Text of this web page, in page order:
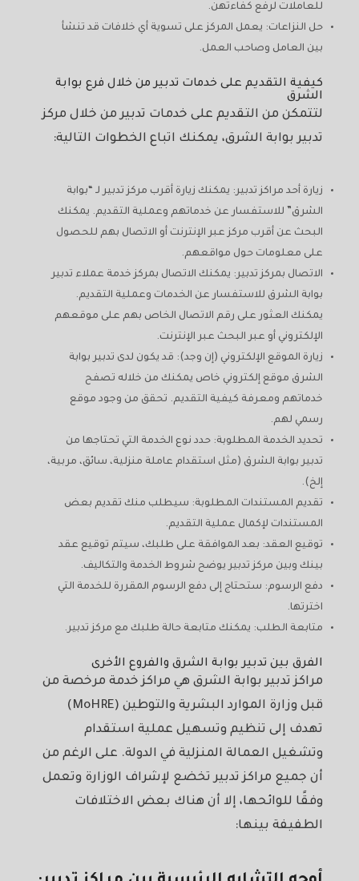
للعاملات لرفع كفاءتهن.
حل النزاعات: يعمل المركز على تسوية أي خلافات قد تنشأ
بين العامل وصاحب العمل.
كيفية التقديم على خدمات تدبير من خلال فرع بوابة
الشرق
لتتمكن من التقديم على خدمات تدبير من خلال مركز
تدبير بوابة الشرق، يمكنك اتباع الخطوات التالية:
زيارة أحد مراكز تدبير: يمكنك زيارة أقرب مركز تدبير لـ “بوابة
الشرق” للاستفسار عن خدماتهم وعملية التقديم. يمكنك
البحث عن أقرب مركز عبر الإنترنت أو الاتصال بهم للحصول
على معلومات حول مواقعهم.
الاتصال بمركز تدبير: يمكنك الاتصال بمركز خدمة عملاء تدبير
بوابة الشرق للاستفسار عن الخدمات وعملية التقديم.
يمكنك العثور على رقم الاتصال الخاص بهم على موقعهم
الإلكتروني أو عبر البحث عبر الإنترنت.
زيارة الموقع الإلكتروني (إن وجد): قد يكون لدى تدبير بوابة
الشرق موقع إلكتروني خاص يمكنك من خلاله تصفح
خدماتهم ومعرفة كيفية التقديم. تحقق من وجود موقع
رسمي لهم.
تحديد الخدمة المطلوبة: حدد نوع الخدمة التي تحتاجها من
تدبير بوابة الشرق (مثل استقدام عاملة منزلية، سائق، مربية،
إلخ).
تقديم المستندات المطلوبة: سيطلب منك تقديم بعض
المستندات لإكمال عملية التقديم.
توقيع العقد: بعد الموافقة على طلبك، سيتم توقيع عقد
بينك وبين مركز تدبير يوضح شروط الخدمة والتكاليف.
دفع الرسوم: ستحتاج إلى دفع الرسوم المقررة للخدمة التي
اخترتها.
متابعة الطلب: يمكنك متابعة حالة طلبك مع مركز تدبير.
الفرق بين تدبير بوابة الشرق والفروع الأخرى
مراكز تدبير بوابة الشرق هي مراكز خدمة مرخصة من
قبل وزارة الموارد البشرية والتوطين (MoHRE)
تهدف إلى تنظيم وتسهيل عملية استقدام
وتشغيل العمالة المنزلية في الدولة. على الرغم من
أن جميع مراكز تدبير تخضع لإشراف الوزارة وتعمل
وفقًا للوائحها، إلا أن هناك بعض الاختلافات
الطفيفة بينها: